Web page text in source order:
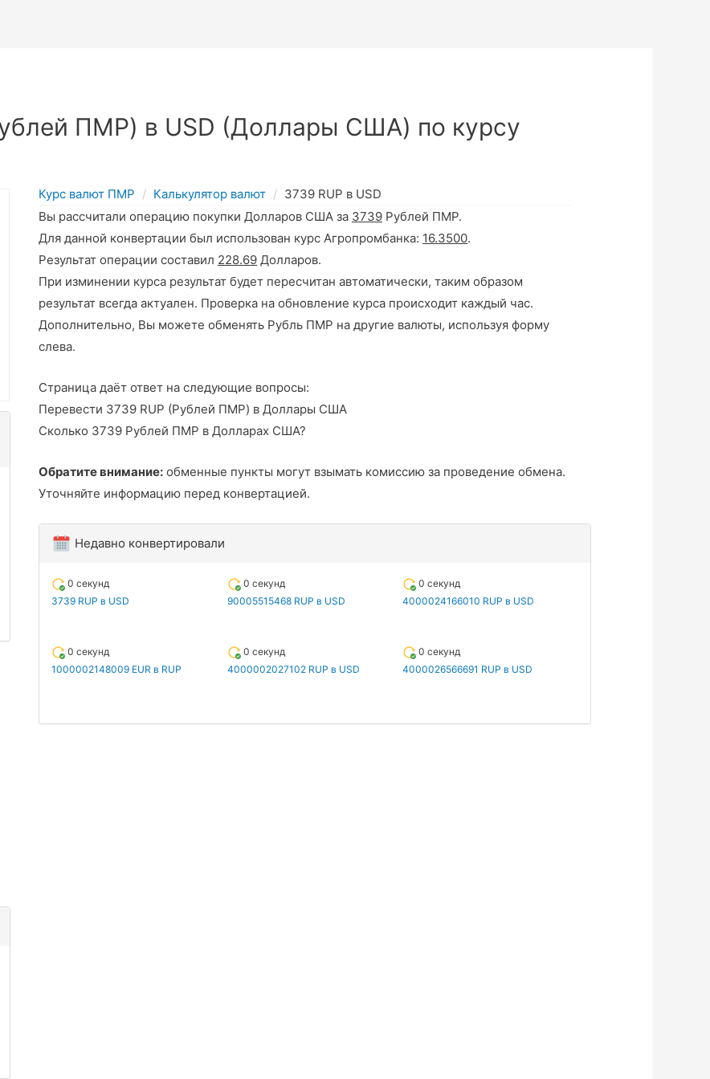
ПМР) в USD (Доллары США) по курсу
Курс валют ПМР Калькулятор валют
3739 RUP в USD
Вы рассчитали операцию покупки Долларов США за 3739 Рублей ПМР.
Для данной конвертации был использован курс Агропромбанка: 16.3500.
Результат операции составил 228.69 Долларов.
При изминении курса результат будет пересчитан автоматически, таким образом
результат всегда актуален. Проверка на обновление курса происходит каждый час.
Дополнительно, Вы можете обменять Рубль ПМР на другие валюты, используя форму
слева.
Страница даёт ответ на следующие вопросы:
Перевести 3739 RUP (Рублей ПМР) в Доллары США
Сколько 3739 Рублей ПМР в Долларах США?
Обратите внимание: обменные пункты могут взымать комиссию за проведение обмена.
Уточняйте информацию перед конвертацией.
Недавно конвертировали
0 секунд
3739 RUP в USD
0 секунд
90005515468 RUP в USD
0 секунд
4000024166010 RUP в USD
0 секунд
1000002148009 EUR в RUP
0 секунд
4000002027102 RUP в USD
0 секунд
4000026566691 RUP в USD